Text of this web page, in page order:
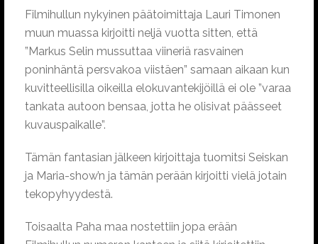
Filmihullun nykyinen päätoimittaja Lauri Timonen
muun muassa kirjoitti neljä vuotta sitten, että
”Markus Selin mussuttaa viineriä rasvainen
poninhäntä persvakoa viistäen” samaan aikaan kun
kuvitteellisilla oikeilla elokuvantekijöillä ei ole ”varaa
tankata autoon bensaa, jotta he olisivat päässeet
kuvauspaikalle”.
Tämän fantasian jälkeen kirjoittaja tuomitsi Seiskan
ja Maria-show’n ja tämän perään kirjoitti vielä jotain
tekopyhyydestä.
Toisaalta Paha maa nostettiin jopa erään